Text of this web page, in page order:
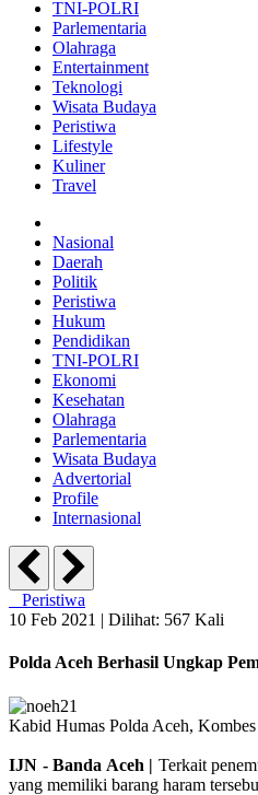
TNI-POLRI
Parlementaria
Olahraga
Entertainment
Teknologi
Wisata Budaya
Peristiwa
Lifestyle
Kuliner
Travel
Nasional
Daerah
Politik
Peristiwa
Hukum
Pendidikan
TNI-POLRI
Ekonomi
Kesehatan
Olahraga
Parlementaria
Wisata Budaya
Advertorial
Profile
Internasional
Peristiwa
10 Feb 2021 | Dilihat: 567 Kali
Polda Aceh Berhasil Ungkap
Kabid Humas Polda Aceh,
IJN - Banda Aceh | Terkait
yang memiliki barang haram